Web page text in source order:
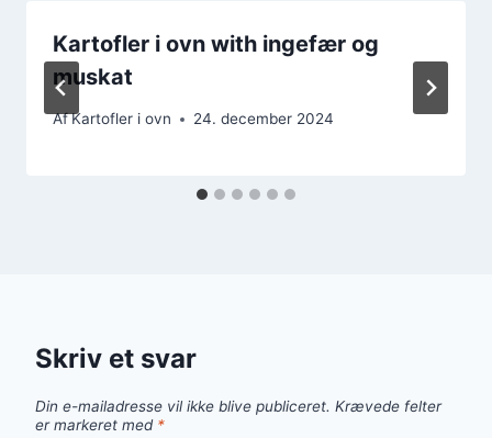
Kartofler i ovn with ingefær og
muskat
AfKartofler i ovn 24. december 2024
Skriv et svar
Din e-mailadresse vil ikke blive publiceret. Krævede felter
er markeret med *